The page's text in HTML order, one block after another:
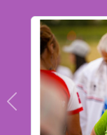
Précedent